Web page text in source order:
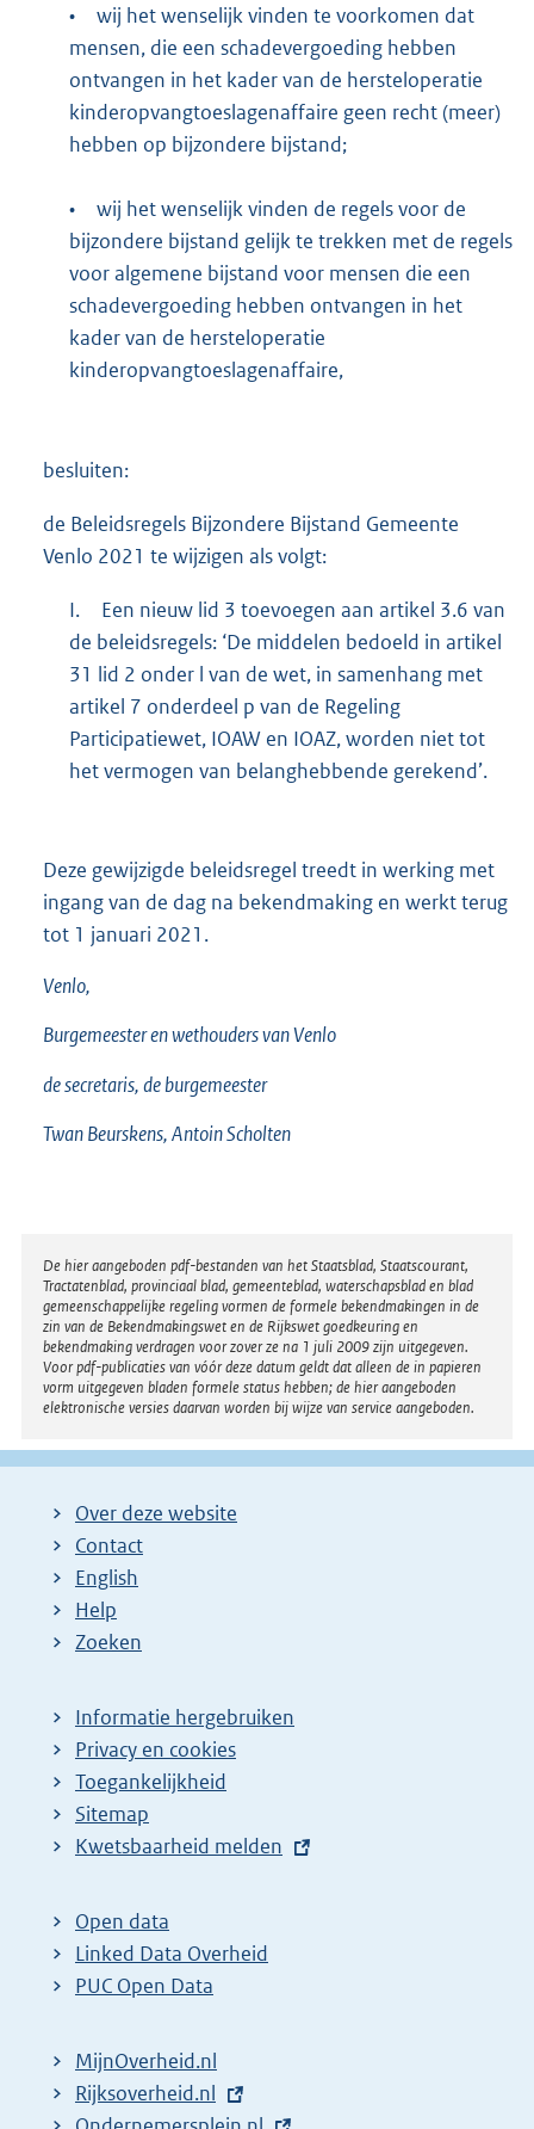
•
wij het wenselijk vinden te voorkomen dat
mensen, die een schadevergoeding hebben
ontvangen in het kader van de hersteloperatie
kinderopvangtoeslagenaffaire geen recht (meer)
hebben op bijzondere bijstand;
•
wij het wenselijk vinden de regels voor de
bijzondere bijstand gelijk te trekken met de regels
voor algemene bijstand voor mensen die een
schadevergoeding hebben ontvangen in het
kader van de hersteloperatie
kinderopvangtoeslagenaffaire,
besluiten:
de Beleidsregels Bijzondere Bijstand Gemeente
Venlo 2021 te wijzigen als volgt:
I.
Een nieuw lid 3 toevoegen aan artikel 3.6 van
de beleidsregels: ‘De middelen bedoeld in artikel
31 lid 2 onder l van de wet, in samenhang met
artikel 7 onderdeel p van de Regeling
Participatiewet, IOAW en IOAZ, worden niet tot
het vermogen van belanghebbende gerekend’.
Deze gewijzigde beleidsregel treedt in werking met
ingang van de dag na bekendmaking en werkt terug
tot 1 januari 2021.
Venlo,
Burgemeester en wethouders van Venlo
de secretaris, de burgemeester
Twan Beurskens, Antoin Scholten
Disclaimer
De hier aangeboden pdf-bestanden van het Staatsblad, Staatscourant,
Tractatenblad, provinciaal blad, gemeenteblad, waterschapsblad en blad
gemeenschappelijke regeling vormen de formele bekendmakingen in de
zin van de Bekendmakingswet en de Rijkswet goedkeuring en
bekendmaking verdragen voor zover ze na 1 juli 2009 zijn uitgegeven.
Voor pdf-publicaties van vóór deze datum geldt dat alleen de in papieren
vorm uitgegeven bladen formele status hebben; de hier aangeboden
elektronische versies daarvan worden bij wijze van service aangeboden.
Over deze website
Contact
English
Help
Zoeken
Informatie hergebruiken
Privacy en cookies
Toegankelijkheid
Sitemap
E
t
e
r
l
i
Kwetsbaarheid melden
Open data
Linked Data Overheid
PUC Open Data
MijnOverheid.nl
E
Rijksoverheid.nl